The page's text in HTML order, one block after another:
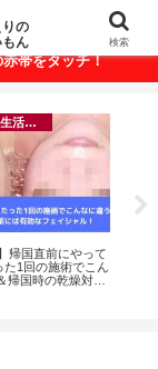
載！
帯をタッチ！
ちぇり info（生活情報）
帰国直前にやって
た1回の施術でこん
の
ん
検索